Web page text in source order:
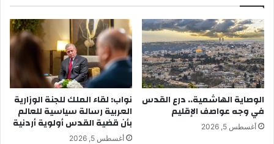
الوصاية الهاشمية.. درع القدس
في وجه عواصف الإقليم
أغسطس 5, 2026
نواب: لقاء الملك للجنة الوزارية
العربية رسالة سياسية للعالم
بأن قضية القدس أولوية أردنية
أغسطس 5, 2026